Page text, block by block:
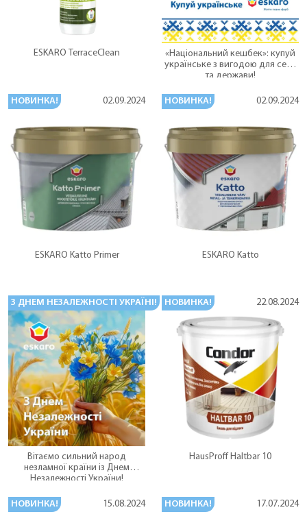
ESKARO TerraceClean
«Національний кешбек»: купуй
українське з вигодою для себе
та держави!
НОВИНКА! 02.09.2024
ESKARO Katto Primer
НОВИНКА! 02.09.2024
ESKARO Katto
З ДНЕМ НЕЗАЛЕЖНОСТІ УКРАЇНІ! 23.08.2024
Вітаємо сильний народ
незламної країни із Днем
Незалежності України!
НОВИНКА! 22.08.2024
HausProff Haltbar 10
НОВИНКА! 15.08.2024 НОВИНКА! 17.07.2024